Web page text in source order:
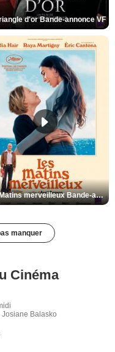
d'or Bande-annonce VF
Les Matins merveilleux Bande-annonce VF
manquer
Cinéma
Balasko